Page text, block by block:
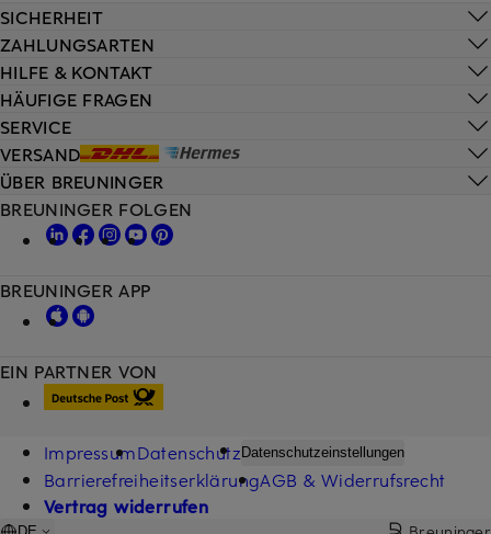
HILFE & KONTAKT
HÄUFIGE FRAGEN
SERVICE
VERSAND
SICHERHEIT
ZAHLUNGSARTEN
ÜBER BREUNINGER
EIN PARTNER VON
BREUNINGER FOLGEN
BREUNINGER APP
ImpressumDatenschutz Datenschutzeinstellungen
BarrierefreiheitserklärungAGB & Widerrufsrecht
Vertrag widerrufen